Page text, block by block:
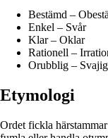
Bestämd –
Enkel – Svår
Klar – Oklar
Rationell –
Orubblig – Svajig
Etymologi
Ordet fickla